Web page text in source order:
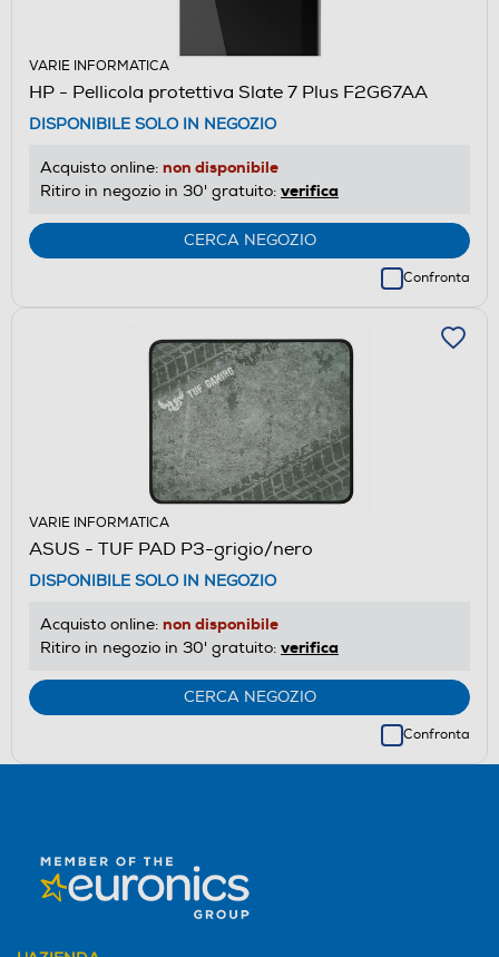
VARIE INFORMATICA
HP - Pellicola protettiva Slate 7 Plus F2G67AA
DISPONIBILE SOLO IN NEGOZIO
Acquisto online: non disponibile
Ritiro in negozio in 30' gratuito: verifica
CERCA NEGOZIO
Confronta
VARIE INFORMATICA
ASUS - TUF PAD P3-grigio/nero
DISPONIBILE SOLO IN NEGOZIO
Acquisto online: non disponibile
Ritiro in negozio in 30' gratuito: verifica
CERCA NEGOZIO
Confronta